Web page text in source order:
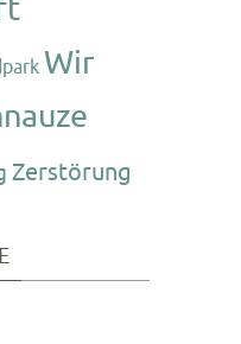
Wir
Zerstörung